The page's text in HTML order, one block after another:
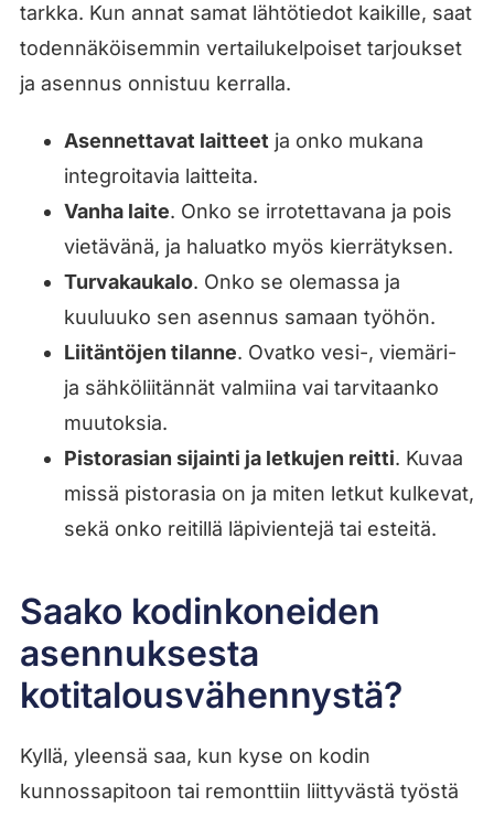
tarkka. Kun annat samat lähtötiedot kaikille, saat
todennäköisemmin vertailukelpoiset tarjoukset
ja asennus onnistuu kerralla.
Asennettavat laitteet ja onko mukana
integroitavia laitteita.
Vanha laite. Onko se irrotettavana ja pois
vietävänä, ja haluatko myös kierrätyksen.
Turvakaukalo. Onko se olemassa ja
kuuluuko sen asennus samaan työhön.
Liitäntöjen tilanne. Ovatko vesi-, viemäri-
ja sähköliitännät valmiina vai tarvitaanko
muutoksia.
Pistorasian sijainti ja letkujen reitti. Kuvaa
missä pistorasia on ja miten letkut kulkevat,
sekä onko reitillä läpivientejä tai esteitä.
Saako kodinkoneiden
asennuksesta
kotitalousvähennystä?
Kyllä, yleensä saa, kun kyse on kodin
kunnossapitoon tai remonttiin liittyvästä työstä